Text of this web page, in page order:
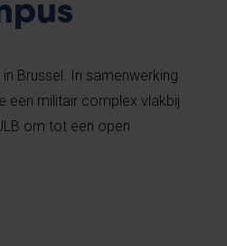
Brussel. In samenwerking
een militair complex vlakbij
om tot een open